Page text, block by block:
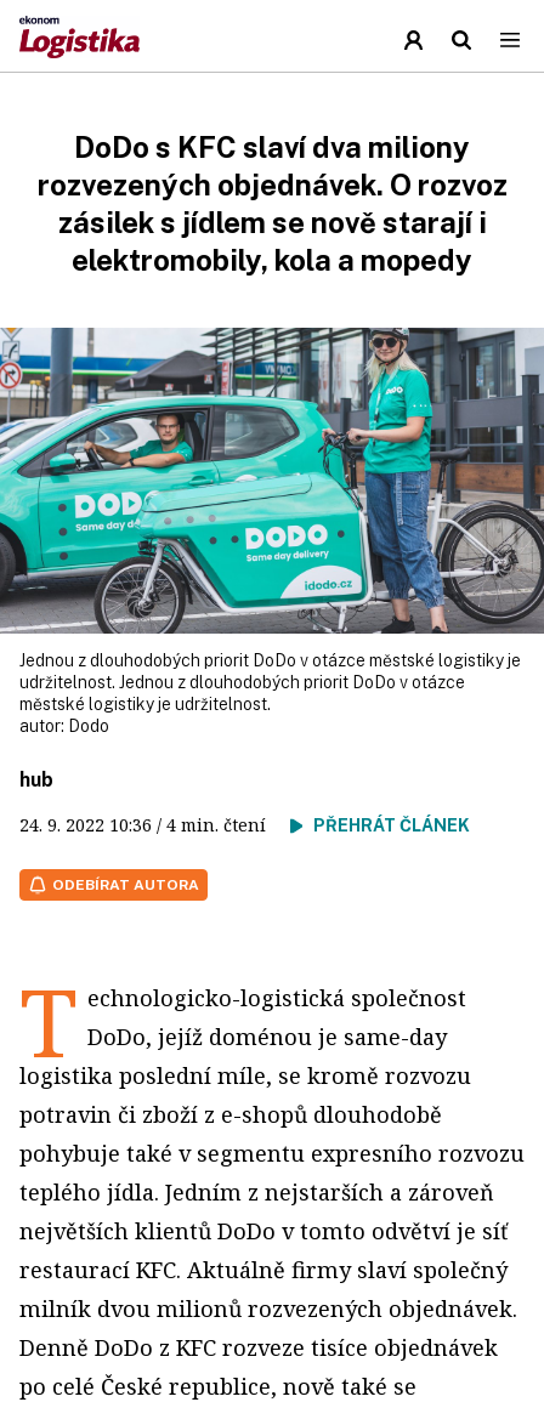
DoDo s KFC slaví dva miliony
rozvezených objednávek. O rozvoz
zásilek s jídlem se nově starají i
elektromobily, kola a mopedy
Jednou z dlouhodobých priorit DoDo v otázce městské logistiky je
udržitelnost. Jednou z dlouhodobých priorit DoDo v otázce
městské logistiky je udržitelnost.
autor: Dodo
hub
24. 9. 2022 10:36 / 4 min. čtení PŘEHRÁT ČLÁNEK
ODEBÍRAT AUTORA
T echnologicko-logistická společnost
DoDo, jejíž doménou je same-day
logistika poslední míle, se kromě rozvozu
potravin či zboží z e-shopů dlouhodobě
pohybuje také v segmentu expresního rozvozu
teplého jídla. Jedním z nejstarších a zároveň
největších klientů DoDo v tomto odvětví je síť
restaurací KFC. Aktuálně firmy slaví společný
milník dvou milionů rozvezených objednávek.
Denně DoDo z KFC rozveze tisíce objednávek
po celé České republice, nově také se